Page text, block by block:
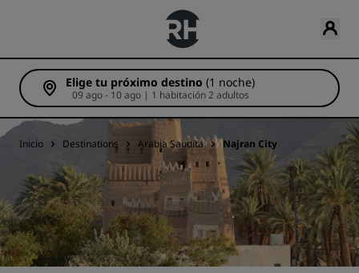
Elige tu próximo destino (1 noche)
09 ago - 10 ago | 1 habitación 2 adultos
Inicio Destinations Arabia Saudita Najran City